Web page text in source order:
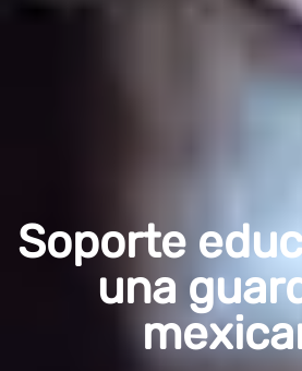
Soporte
una